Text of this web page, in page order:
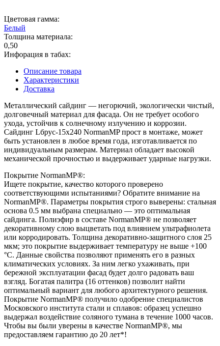
Цветовая гамма:
Белый
Толщина материала:
0,50
Инфорация в табах:
Описание товара
Характеристики
Доставка
Металлический сайдинг — негорючий, экологически чистый,
долговечный материал для фасада. Он не требует особого
ухода, устойчив к солнечному излучению и коррозии.
Сайдинг Lбрус-15х240 NormanMP прост в монтаже, может
быть установлен в любое время года, изготавливается по
индивидуальным размерам. Материал обладает высокой
механической прочностью и выдерживает ударные нагрузки.
Покрытие NormanMP®:
Ищете покрытие, качество которого проверено
соответствующими испытаниями? Обратите внимание на
NormanMP®. Параметры покрытия строго выверены: стальная
основа 0.5 мм выбрана специально — это оптимальная
сайдинга. Полиэфир в составе NormanMP® не позволяет
декоративному слою выцветать под влиянием ультрафиолета
или корродировать. Толщина декоративно-защитного слоя 25
мкм; это покрытие выдерживает температуру не выше +100
°С. Данные свойства позволяют применять его в разных
климатических условиях. За ним легко ухаживать, при
бережной эксплуатации фасад будет долго радовать ваш
взгляд. Богатая палитра (16 оттенков) позволит найти
оптимальный вариант для любого архитектурного решения.
Покрытие NormanMP® получило одобрение специалистов
Московского института стали и сплавов: образец успешно
выдержал воздействие соляного тумана в течение 1000 часов.
Чтобы вы были уверены в качестве NormanMP®, мы
предоставляем гарантию до 20 лет*!